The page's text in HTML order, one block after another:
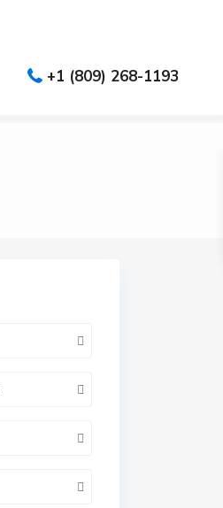
+1 (809) 268-1193